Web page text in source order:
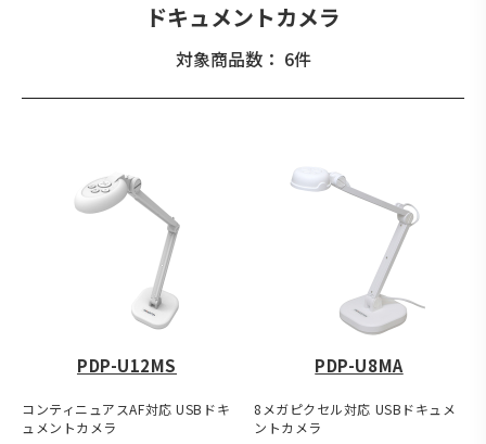
ドキュメントカメラ
対象商品数： 6件
PDP-U12MS
コンティニュアスAF対応 USBドキ
ュメントカメラ
PDP-U8MA
8メガピクセル対応 USBドキュメ
ントカメラ